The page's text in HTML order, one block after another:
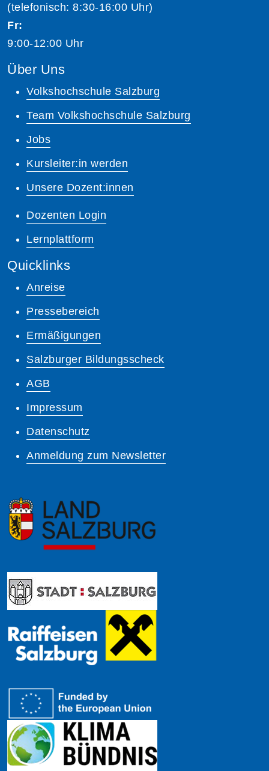
(telefonisch: 8:30-16:00 Uhr)
Fr:
9:00-12:00 Uhr
Über Uns
Volkshochschule Salzburg
Team Volkshochschule Salzburg
Jobs
Kursleiter:in werden
Unsere Dozent:innen
Dozenten Login
Lernplattform
Quicklinks
Anreise
Pressebereich
Ermäßigungen
Salzburger Bildungsscheck
AGB
Impressum
Datenschutz
Anmeldung zum Newsletter